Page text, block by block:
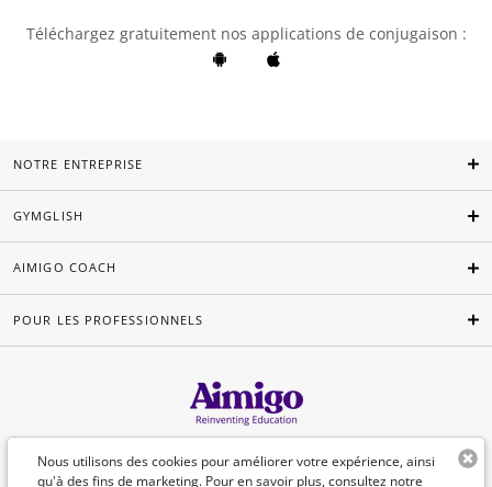
Téléchargez gratuitement nos applications de conjugaison :
Nous utilisons des cookies pour améliorer votre expérience, ainsi
qu'à des fins de marketing. Pour en savoir plus, consultez notre
NOTRE ENTREPRISE
GYMGLISH
AIMIGO COACH
POUR LES PROFESSIONNELS
Français